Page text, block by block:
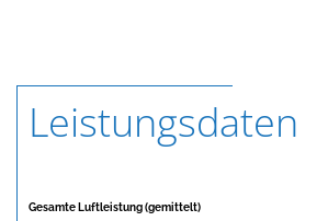
Leistungsdaten
Gesamte Luftleistung (gemittelt)